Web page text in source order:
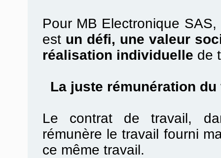
Pour MB Electronique
est un défi, une valeur
réalisation individuelle de
La juste rémunération
Le contrat de travail,
rémunère le travail fourni
ce même travail.